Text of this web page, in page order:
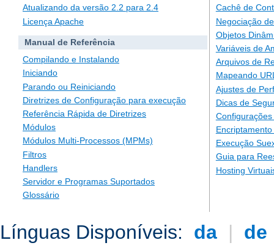
Atualizando da versão 2.2 para 2.4
Licença Apache
Manual de Referência
Compilando e Instalando
Iniciando
Parando ou Reiniciando
Diretrizes de Configuração para execução
Referência Rápida de Diretrizes
Módulos
Módulos Multi-Processos (MPMs)
Filtros
Handlers
Servidor e Programas Suportados
Glossário
Cachê de
Negociação
Objetos
Variáveis de
Arquivos de
Mapeando
Ajustes de
Dicas de
Execução
Guia para
Hosting
Línguas Disponíveis: da | de